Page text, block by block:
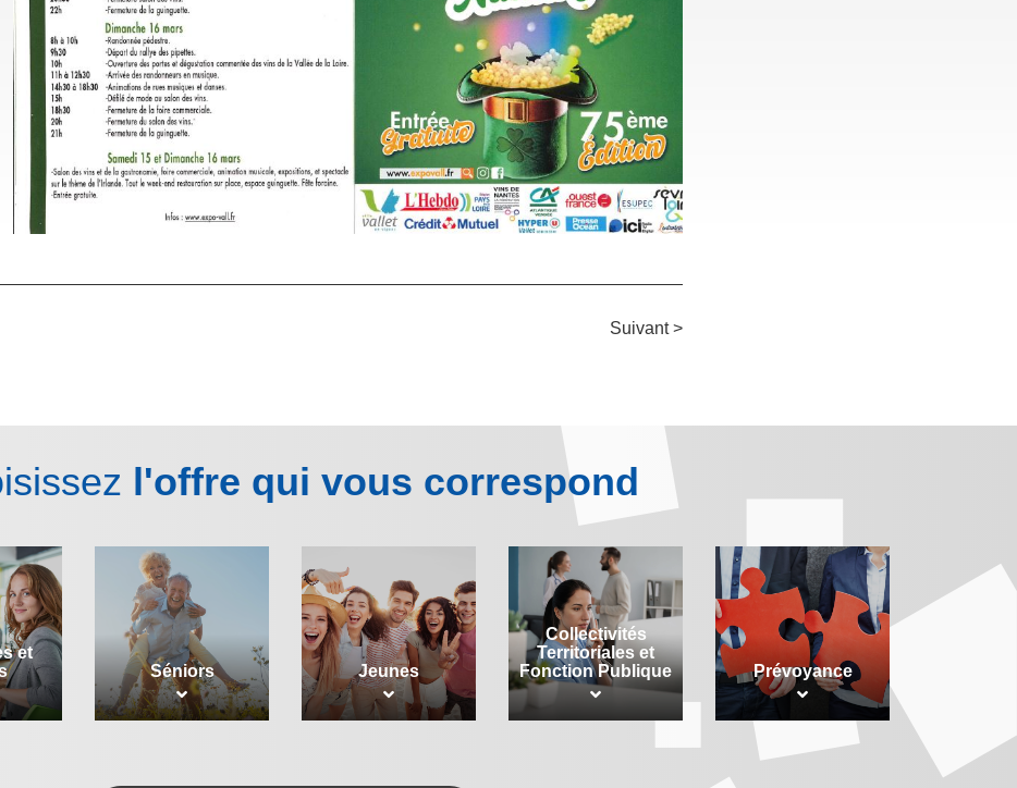
Suivant >
l'offre qui vous correspond
et
Séniors Jeunes
Collectivités
Territoriales et
Fonction Publique
Prévoyance